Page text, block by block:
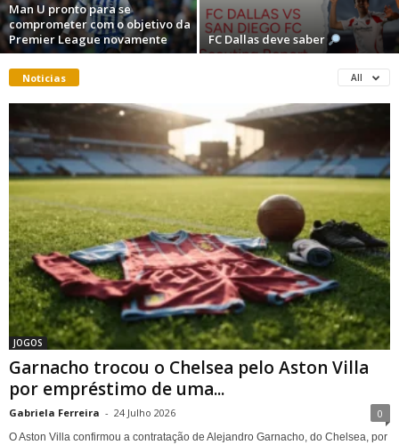
Man U pronto para se
comprometer com o objetivo da
Premier League novamente
FC Dallas deve saber
Noticias All
JOGOS
Garnacho trocou o Chelsea pelo Aston Villa
por empréstimo de uma...
Gabriela Ferreira - 24 Julho 2026 0
O Aston Villa confirmou a contratação de Alejandro Garnacho, do Chelsea, por